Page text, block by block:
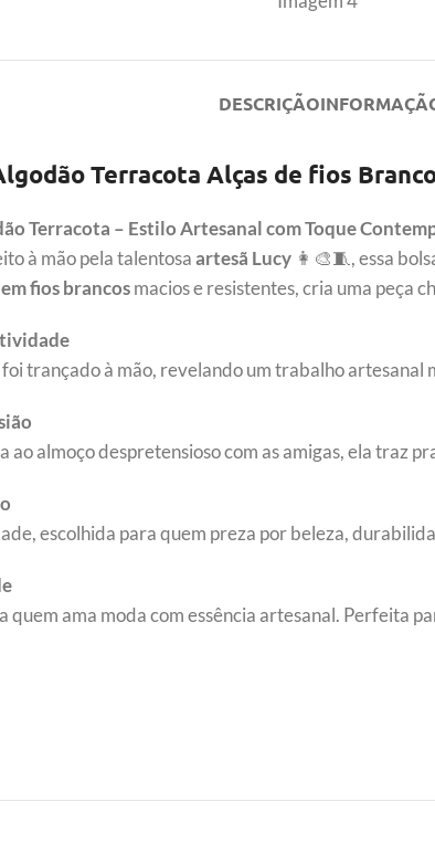
DESCRIÇÃO
Terracota Alças de fios
Terracota – Estilo Artesanal com Toque
à mão pela talentosaartesã Lucy 👩‍🎨🧵, essa
fios brancosmacios e resistentes, cria uma peça
trançado à mão, revelando um trabalho
ao almoço despretensioso com as amigas, ela traz
escolhida para quem preza por beleza,
quem ama moda com essência artesanal. Perfeita